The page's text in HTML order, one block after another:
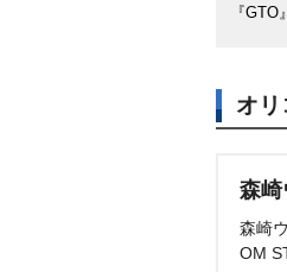
『GTO
オリ
森崎
森崎
OM